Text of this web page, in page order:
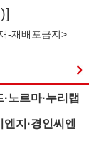
)]
-재배포금지>
노르마·누리랩
지·경인씨엔